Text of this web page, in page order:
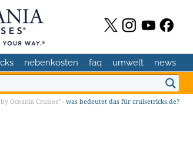
nebenkosten faq umwelt news
Oceania Cruises" - was bedeutet das für cruisetricks.de?